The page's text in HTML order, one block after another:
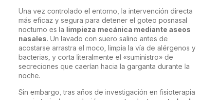
Una vez controlado el entorno, la intervención directa
más eficaz y segura para detener el goteo posnasal
nocturno es la limpieza mecánica mediante aseos
nasales. Un lavado con suero salino antes de
acostarse arrastra el moco, limpia la vía de alérgenos y
bacterias, y corta literalmente el «suministro» de
secreciones que caerían hacia la garganta durante la
noche.
Sin embargo, tras años de investigación en fisioterapia